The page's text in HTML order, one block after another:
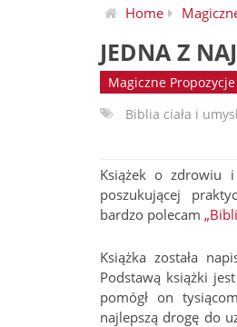
Home
JEDNA Z
Magiczne Propozycje
Biblia ciała i
Książek o zdrowiu
poszukującej
bardzo polecam
Książka została
Podstawą książki
pomógł on
najlepszą drogę do